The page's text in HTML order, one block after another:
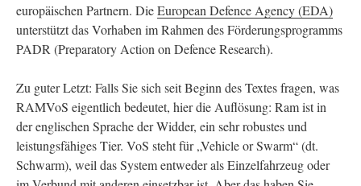
europäischen Partnern. DieEuropean Defence Agency (EDA)
unterstützt das Vorhaben im Rahmen des Förderungsprogramms
PADR (Preparatory Action on Defence Research).
Zu guter Letzt: Falls Sie sich seit Beginn des Textes fragen, was
RAMVoS eigentlich bedeutet, hier die Auflösung: Ram ist in
der englischen Sprache der Widder, ein sehr robustes und
leistungsfähiges Tier. VoS steht für „Vehicle or Swarm“ (dt.
Schwarm), weil das System entweder als Einzelfahrzeug oder